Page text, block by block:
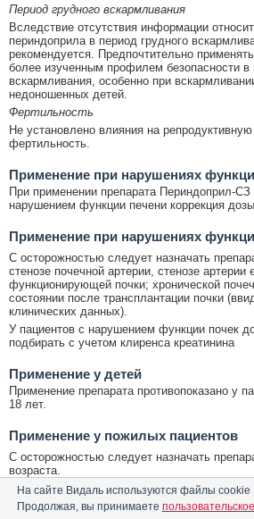
Период грудного вскармливания
Вследствие отсутствия информации
периндоприла в период грудного
рекомендуется. Предпочтительно
более изученным профилем безопасности в
вскармливания, особенно при
недоношенных детей.
Фертильность
Не установлено влияния на
фертильность.
Применение при нарушениях
При применении препарата Периндоприл-СЗ
нарушением функции печени коррекция
Применение при нарушениях
С осторожностью следует назначать
стенозе почечной артерии, стенозе артерии
функционирующей почки; хронической
состоянии после трансплантации почки
клинических данных).
У пациентов с нарушением функции почек
подбирать с учетом клиренса креатинина
Применение у детей
Применение препарата противопоказано у
18 лет.
Применение у пожилых пациентов
С осторожностью следует назначать
возраста.
Особые указания
На сайте Видаль используются файлы cookie
Продолжая, вы принимаете